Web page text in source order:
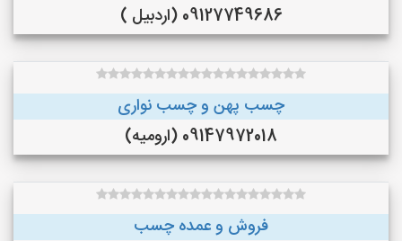
09127749686 (اردبیل )
چسب پهن و چسب نواری
09147972018 (ارومیه)
فروش و عمده چسب